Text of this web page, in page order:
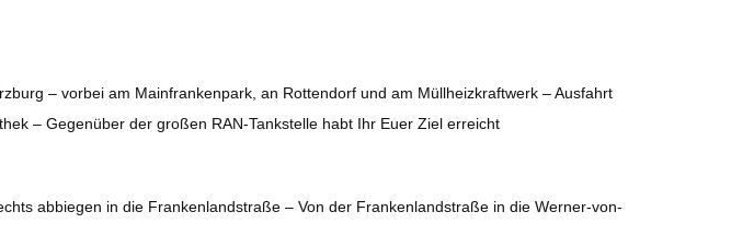
– vorbei am Mainfrankenpark, an Rottendorf und am Müllheizkraftwerk – Ausfahrt
– Gegenüber der großen RAN-Tankstelle habt Ihr Euer Ziel erreicht
abbiegen in die Frankenlandstraße – Von der Frankenlandstraße in die Werner-von-